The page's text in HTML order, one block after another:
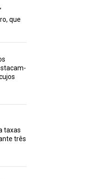
que
taxas
três